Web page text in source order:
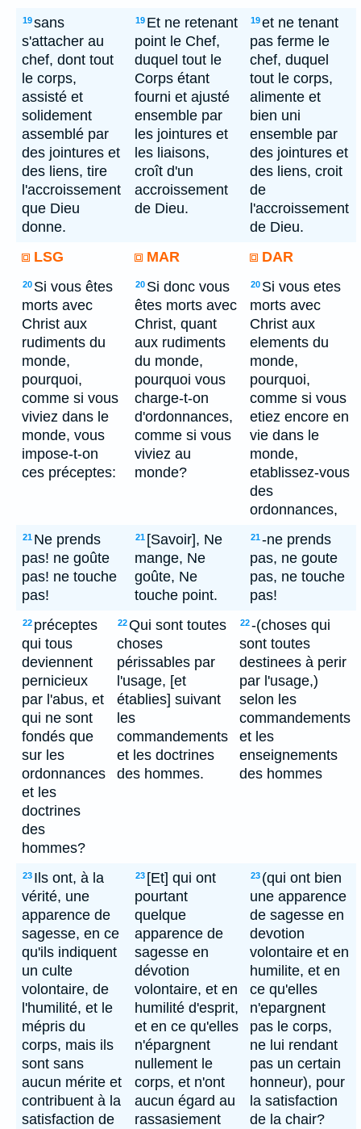
19sans
s'attacher au
chef, dont tout
le corps,
assisté et
solidement
assemblé par
des jointures et
des liens, tire
l'accroissement
que Dieu
donne.
19 Et ne retenant
point le Chef,
duquel tout le
Corps étant
fourni et ajusté
ensemble par
les jointures et
les liaisons,
croît d'un
accroissement
de Dieu.
19et ne tenant
pas ferme le
chef, duquel
tout le corps,
alimente et
bien uni
ensemble par
des jointures et
des liens, croit
de
l'accroissement
de Dieu.
LSG
MAR DAR
20 Si vous êtes
morts avec
Christ aux
rudiments du
monde,
pourquoi,
comme si vous
viviez dans le
monde, vous
impose-t-on
ces préceptes:
20 Si donc vous
êtes morts avec
Christ, quant
aux rudiments
du monde,
pourquoi vous
charge-t-on
d'ordonnances,
comme si vous
viviez au
monde?
20 Si vous etes
morts avec
Christ aux
elements du
monde,
pourquoi,
comme si vous
etiez encore en
vie dans le
monde,
etablissez-vous
des
ordonnances,
21 Ne prends
pas! ne goûte
pas! ne touche
pas!
21 [Savoir], Ne
mange, Ne
goûte, Ne
touche point.
21-ne prends
pas, ne goute
pas, ne touche
pas!
22 préceptes
qui tous
deviennent
pernicieux
par l'abus, et
qui ne sont
fondés que
sur les
ordonnances
et les
doctrines
des
hommes?
22Qui sont toutes
choses
périssables par
l'usage, [et
établies] suivant
les
commandements
et les doctrines
des hommes.
22-(choses qui
sont toutes
destinees à perir
par l'usage,)
selon les
commandements
et les
enseignements
des hommes
23 Ils ont, à la
vérité, une
apparence de
sagesse, en ce
qu'ils indiquent
un culte
volontaire, de
l'humilité, et le
mépris du
corps, mais ils
sont sans
aucun mérite et
contribuent à la
satisfaction de
23 [Et] qui ont
pourtant
quelque
apparence de
sagesse en
dévotion
volontaire, et en
humilité d'esprit,
et en ce qu'elles
n'épargnent
nullement le
corps, et n'ont
aucun égard au
rassasiement
23 (qui ont bien
une apparence
de sagesse en
devotion
volontaire et en
humilite, et en
ce qu'elles
n'epargnent
pas le corps,
ne lui rendant
pas un certain
honneur), pour
la satisfaction
de la chair?